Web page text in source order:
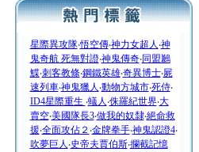
星際異攻隊‧悟空傳‧神力女超人 ‧神
鬼奇航 死無對證‧神鬼傳奇‧同盟鶼
鰈‧刺客教條‧鋼鐵英雄‧奇異博士‧屍
速列車‧神鬼獵人 ‧動物方城市‧死侍‧
ID4星際重生 ‧蟻人 ‧侏羅紀世界‧大
賣空‧美國隊長3‧做我的奴隸‧絕命救
援‧全面攻佔２ ‧金牌拳手‧神鬼認證4‧
吹夢巨人 ‧史帝夫賈伯斯‧攔截記憶